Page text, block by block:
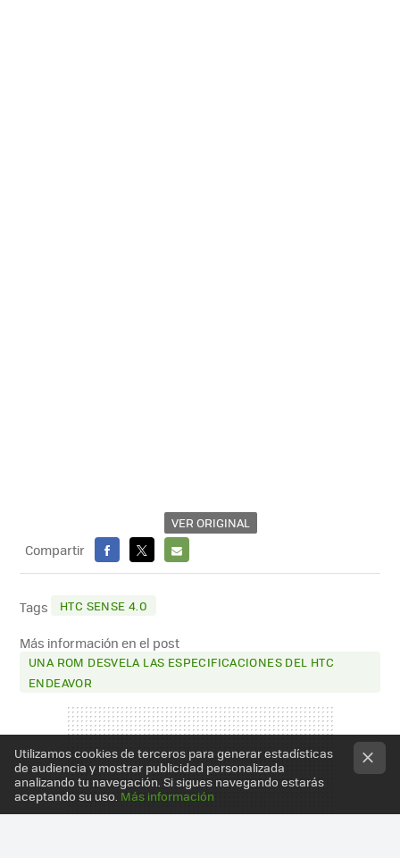
VER ORIGINAL
Compartir
FACEBOOK
X
E-
Tags HTC SENSE 4.0
Más información en el post
UNA ROM DESVELA LAS ESPECIFICACIONES DEL HTC
ENDEAVOR
Utilizamos cookies de terceros para generar estadísticas
de audiencia y mostrar publicidad personalizada
analizando tu navegación. Si sigues navegando estarás
aceptando su uso. Más información